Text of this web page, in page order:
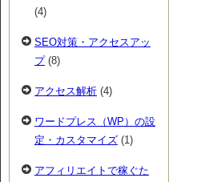
(4)
SEO対策・アクセスアッ
プ(8)
アクセス解析 (4)
ワードプレス（WP）の設
定・カスタマイズ (1)
アフィリエイトで稼ぐた